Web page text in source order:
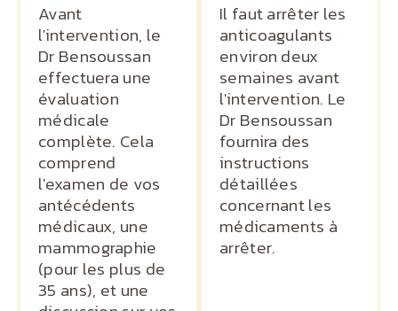
Avant
l'intervention, le
Dr Bensoussan
effectuera une
évaluation
médicale
complète. Cela
comprend
l'examen de vos
antécédents
médicaux, une
mammographie
(pour les plus de
35 ans), et une
Il faut arrêter les
anticoagulants
environ deux
semaines avant
l'intervention. Le
Dr Bensoussan
fournira des
instructions
détaillées
concernant les
médicaments à
arrêter.